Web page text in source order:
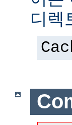
디렉